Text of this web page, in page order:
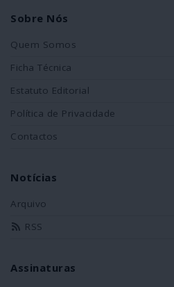
Sobre Nós
Quem Somos
Ficha Técnica
Estatuto Editorial
Política de Privacidade
Contactos
Notícias
Arquivo
RSS
Assinaturas